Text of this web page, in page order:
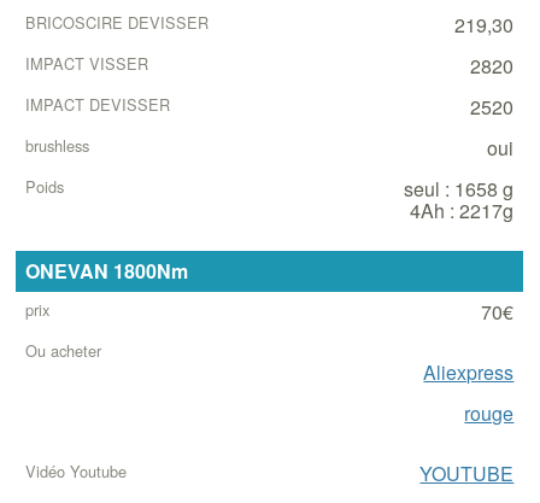
219,30
2820
2520
oui
seul : 1658 g
4Ah : 2217g
ONEVAN 1800Nm
70€
Aliexpress
rouge
YOUTUBE